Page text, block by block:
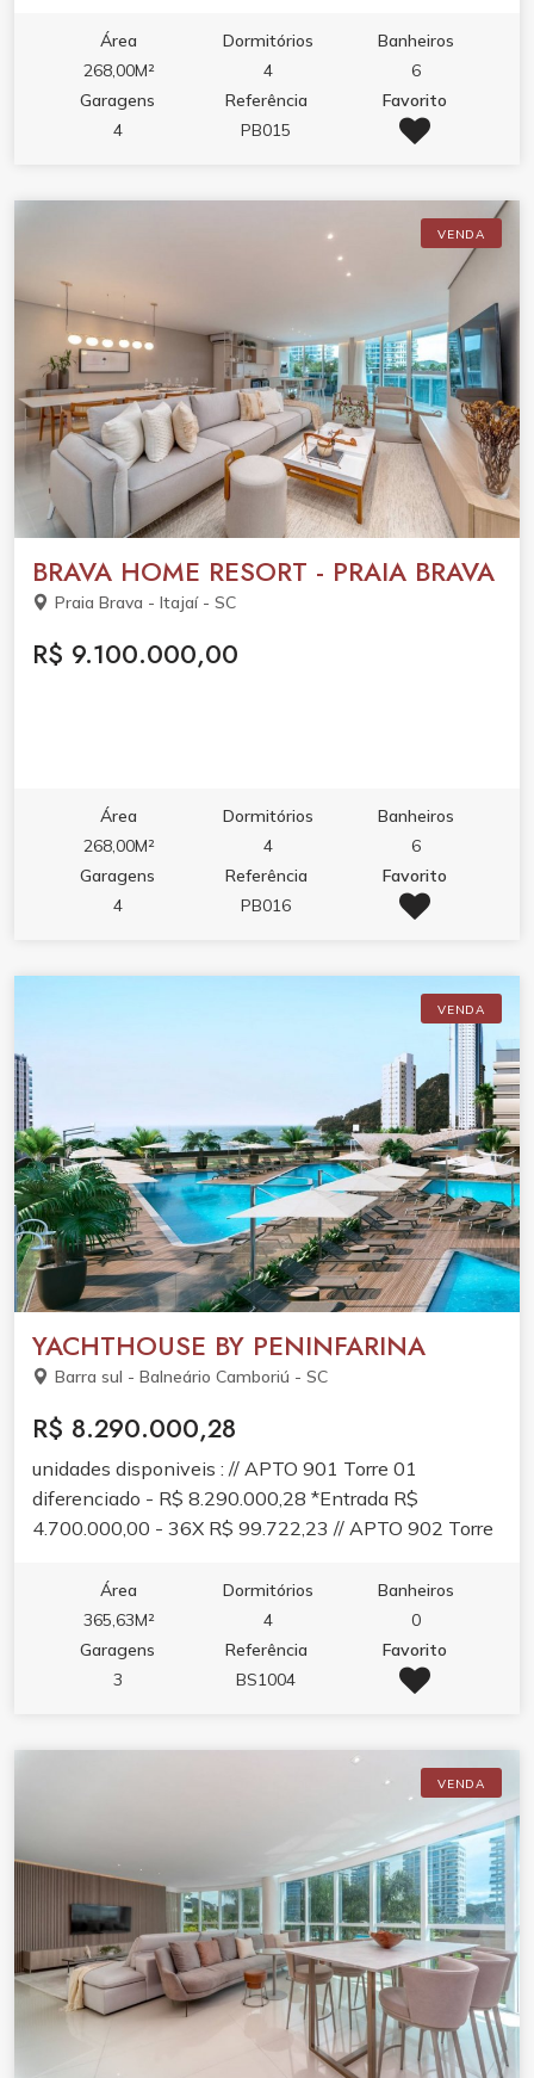
Área
268,00M²
Dormitórios
4
Banheiros
6
Garagens
4
Referência
PB015
Favorito
VENDA
BRAVA HOME RESORT - PRAIA BRAVA
Praia Brava - Itajaí - SC
R$ 9.100.000,00
Área
268,00M²
Dormitórios
4
Banheiros
6
Garagens
4
Referência
PB016
Favorito
VENDA
YACHTHOUSE BY PENINFARINA
Barra sul - Balneário Camboriú - SC
R$ 8.290.000,28
unidades disponiveis : // APTO 901 Torre 01
diferenciado - R$ 8.290.000,28 *Entrada R$
4.700.000,00 - 36X R$ 99.722,23 // APTO 902 Torre
4.700.000,00 - 36X R$ 105.277,78 // APTO 1602
Torre 01 decorado - R$ 8.690.000,24 *Entrada R$
4.700.000,00 - 36X R$ 110.833,34 // APTO 902
Torre 02 diferenciado - R$ 8.290.00,28 *Entrada R$
Área
365,63M²
Dormitórios
4
Banheiros
0
Garagens
3
Referência
BS1004
Favorito
VENDA